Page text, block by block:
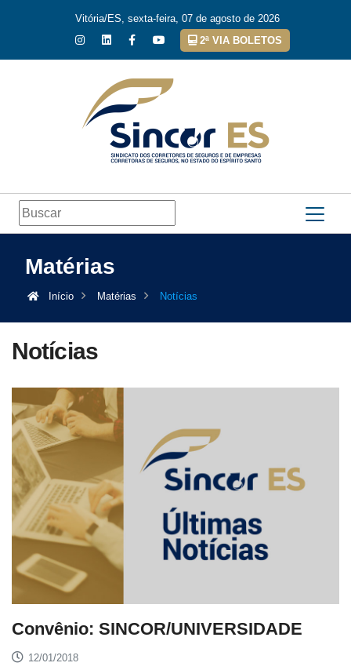
Vitória/ES, sexta-feira, 07 de agosto de 2026
2ª VIA BOLETOS
Matérias
Início Matérias Notícias
Notícias
Convênio: SINCOR/UNIVERSIDADE
12/01/2018